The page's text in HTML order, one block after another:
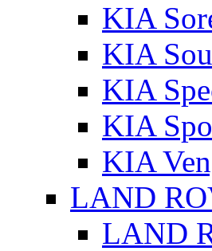
KIA
KIA
KIA
KIA
KIA
LAND
LAND